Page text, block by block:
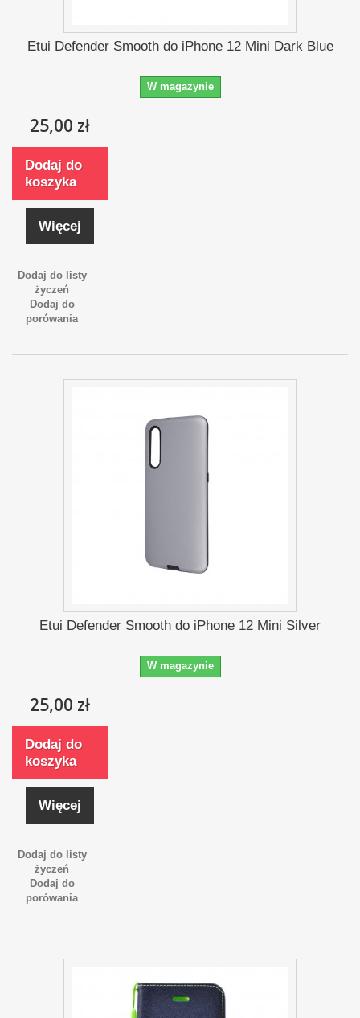
Etui Defender Smooth do iPhone 12 Mini Dark Blue
W magazynie
25,00 zł
Dodaj do
koszyka
Więcej
Dodaj do listy
życzeń
Dodaj do
porówania
Etui Defender Smooth do iPhone 12 Mini Silver
W magazynie
25,00 zł
Dodaj do
koszyka
Więcej
Dodaj do listy
życzeń
Dodaj do
porówania